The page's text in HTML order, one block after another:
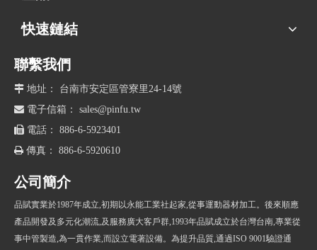
快速鏈結
聯繫我們
 地址： 台南市安定區管寮里24-14號
 電子信箱： sales@pinfu.tw
 電話： 886-6-5923401
 傳真： 886-6-5920610
公司簡介
品賦實業於1987年成立,初期以永能工業社起家,從事運動器材加工。後來順應
產品開發及多元化潮流,及服務廣大客戶群,1993年品賦成立於台灣台南,專業從
事中管製造,為一貫作業,而設立電著設備。為提升品質,通過ISO 9001驗證通